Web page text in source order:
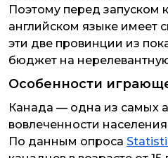
Поэтому перед запуском
английском языке имеет
эти две провинции из
бюджет на
Особенности
Канада — одна из самых
вовлеченности
По данным опроса